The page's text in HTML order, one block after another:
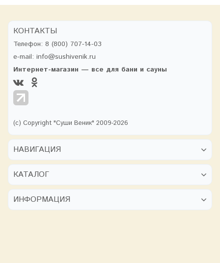
КОНТАКТЫ
Телефон: 8 (800) 707-14-03
e-mail: info@sushivenik.ru
Интернет-магазин — все для бани и сауны
(с) Copyright "Суши Веник" 2009-2026
НАВИГАЦИЯ
КАТАЛОГ
ИНФОРМАЦИЯ